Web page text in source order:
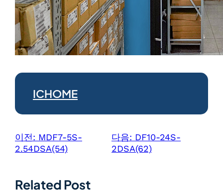
ICHOME
이전: MDF7-5S-
2.54DSA(54)
다음: DF10-24S-
2DSA(62)
Related Post